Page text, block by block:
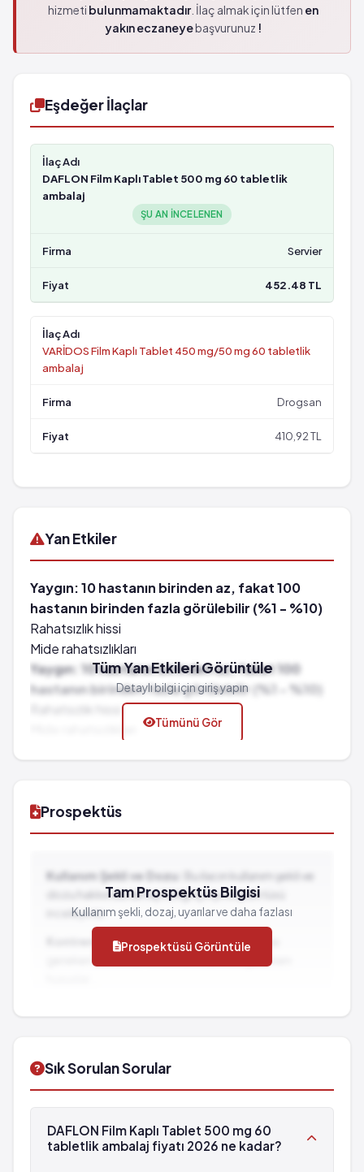
hizmeti bulunmamaktadır. İlaç almak için lütfen en
yakın eczaneyebaşvurunuz !
Eşdeğer İlaçlar
DAFLON Film Kaplı Tablet 500 mg 60 tabletlik
ambalaj
ŞU AN INCELENEN
Servier
452.48 TL
VARİDOS Film Kaplı Tablet 450 mg/50 mg 60 tabletlik
ambalaj
Drogsan
410,92 TL
Yan Etkiler
Yaygın: 10 hastanın birinden az, fakat 100
hastanın birinden fazla görülebilir (%1 - %10)
Rahatsızlık hissi
Mide rahatsızlıkları
Yaygın: 10 hastanın birinden az, fakat 100
hastanın birinden fazla görülebilir (%1 - %10)
Tüm Yan Etkileri Görüntüle
Detaylı bilgi için giriş yapın
Tümünü Gör
Prospektüs
Kullanım Şekli ve Dozu:
Bu ilacın kullanım şekli ve
dozu hakkında detaylı bilgi için prospektüsü
inceleyiniz.
Kontrendikasyonlar:İlacın kullanılmaması
gereken durumlar ve dikkat edilmesi gereken
Tam Prospektüs Bilgisi
Kullanım şekli, dozaj, uyarılar ve daha fazlası
Prospektüsü Görüntüle
Sık Sorulan Sorular
DAFLON Film Kaplı Tablet 500 mg 60
tabletlik ambalaj fiyatı 2026 ne kadar?